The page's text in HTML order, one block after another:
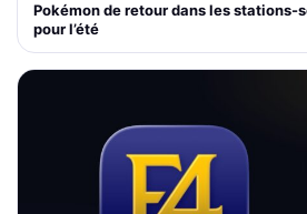
Pokémon de retour dans les stations-
pour l’été